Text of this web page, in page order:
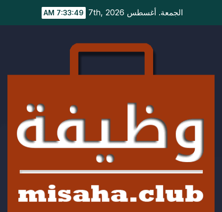
الجمعة. أغسطس 7th, 2026 7:33:49 AM